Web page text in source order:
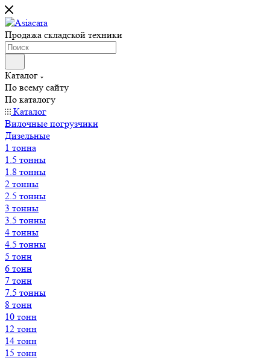
Продажа складской техники
Каталог
По всему сайту
По каталогу
Каталог
Вилочные погрузчики
Дизельные
1 тонна
1.5 тонны
1.8 тонны
2 тонны
2.5 тонны
3 тонны
3.5 тонны
4 тонны
4.5 тонны
5 тонн
6 тонн
7 тонн
7.5 тонны
8 тонн
10 тонн
12 тонн
14 тонн
15 тонн